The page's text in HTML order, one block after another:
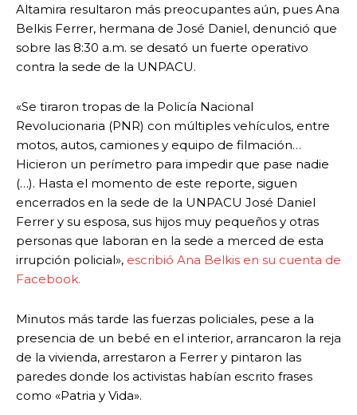
Altamira resultaron más preocupantes aún, pues Ana
Belkis Ferrer, hermana de José Daniel, denunció que
sobre las 8:30 a.m. se desató un fuerte operativo
contra la sede de la UNPACU.
«Se tiraron tropas de la Policía Nacional
Revolucionaria (PNR) con múltiples vehículos, entre
motos, autos, camiones y equipo de filmación…
Hicieron un perímetro para impedir que pase nadie
(…). Hasta el momento de este reporte, siguen
encerrados en la sede de la UNPACU José Daniel
Ferrer y su esposa, sus hijos muy pequeños y otras
personas que laboran en la sede a merced de esta
irrupción policial», escribió Ana Belkis en su cuenta de
Facebook.
Minutos más tarde las fuerzas policiales, pese a la
presencia de un bebé en el interior, arrancaron la reja
de la vivienda, arrestaron a Ferrer y pintaron las
paredes donde los activistas habían escrito frases
como «Patria y Vida».